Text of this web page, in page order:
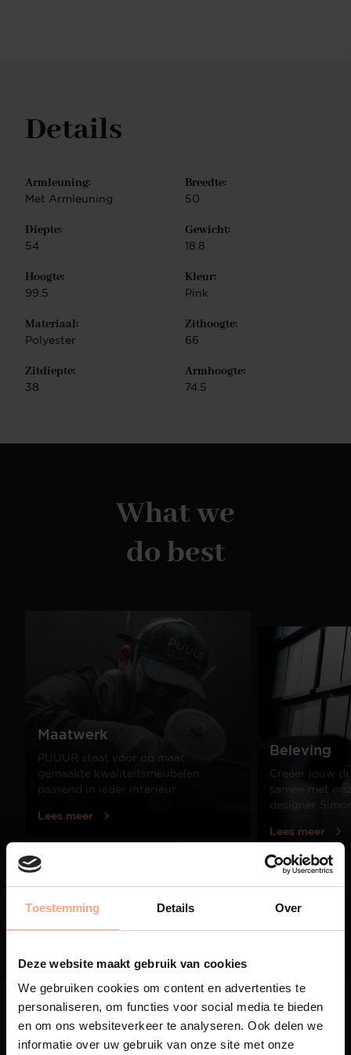
Toestemming Details Over
Deze website maakt gebruik van cookies
We gebruiken cookies om content en advertenties te
personaliseren, om functies voor social media te bieden
en om ons websiteverkeer te analyseren. Ook delen we
informatie over uw gebruik van onze site met onze
Details
Armleuning:
Met Armleuning
Breedte:
50
Diepte:
54
Gewicht:
18.8
Hoogte:
99.5
Kleur:
Pink
Materiaal:
Polyester
Zithoogte:
66
Zitdiepte:
38
Armhoogte:
74.5
What we
do best
Maatwerk
PUUUR staat voor op maat
gemaakte kwaliteitsmeubelen
passend in ieder interieur.
Lees meer
Beleving
Creëer jouw
samen met
designer
Lees meer